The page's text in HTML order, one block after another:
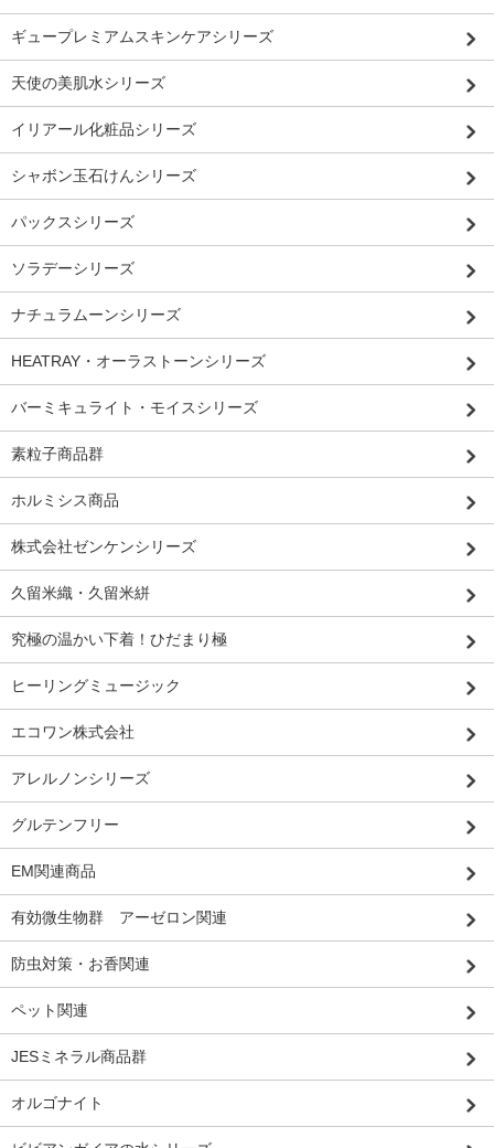
ギュープレミアムスキンケアシリーズ
天使の美肌水シリーズ
イリアール化粧品シリーズ
シャボン玉石けんシリーズ
パックスシリーズ
ソラデーシリーズ
ナチュラムーンシリーズ
HEATRAY・オーラストーンシリーズ
バーミキュライト・モイスシリーズ
素粒子商品群
ホルミシス商品
株式会社ゼンケンシリーズ
久留米織・久留米絣
究極の温かい下着！ひだまり極
ヒーリングミュージック
エコワン株式会社
アレルノンシリーズ
グルテンフリー
EM関連商品
有効微生物群 アーゼロン関連
防虫対策・お香関連
ペット関連
JESミネラル商品群
オルゴナイト